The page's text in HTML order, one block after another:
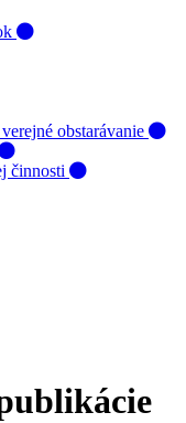
obstarávanie
činnosti